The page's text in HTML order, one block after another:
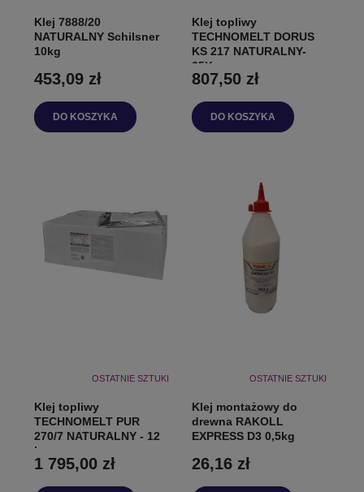
Klej 7888/20
NATURALNY Schilsner
10kg
453,09 zł
DO KOSZYKA
Klej topliwy
TECHNOMELT DORUS
KS 217 NATURALNY-
25Kg
807,50 zł
DO KOSZYKA
OSTATNIE SZTUKI
Klej topliwy
TECHNOMELT PUR
270/7 NATURALNY - 12
kg
1 795,00 zł
OSTATNIE SZTUKI
Klej montażowy do
drewna RAKOLL
EXPRESS D3 0,5kg
26,16 zł